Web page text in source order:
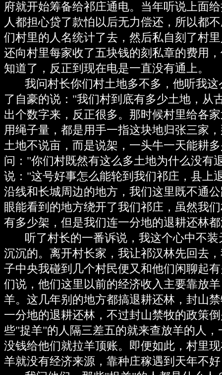
府就开始筹备给祁庄通电。当年听说上面
人都担心贷了款怕以后无力偿还，所以都
们村里的人名统计了去，然后私自刻了村
还向村里每家收了五块钱的刻私章的费用
知道了，反正到现在电是一直没有通上。
我问村长你们村土地多不多，他听我这
了自豪的说："我们村到底有多少土地，从
出个数字来，反正很多。那时候村里给各
用绳子量，都是用手一指这块地归张三家
土地不说亩，而是说架，一头牛一天能耕
问："你们村既然有这么多土地为什么没有
说："这号好事怎么能轮到我们祁庄，县上
沿线和长城周边的地方，我们这里既不通
眼能看到的地方绕开了我们祁庄，虽然我
有多少架，但是我们连一分地的退耕还林
听了村长的一番诉说，我这个心中不装
沉沉的。离开村长家，我让祁汉林先回去
子中央我碰到几个村民便又和他们闲聊起
们说，他们这里以前的经济收入主要靠放
羊。这几年别的地方都搞退耕还林，封山
一分地的退耕还林，不过封山禁牧的政策
些"捉羊"的人隔三差五的就来查放羊的人
没钱给他们就拉羊顶账。即便如此，村里
羊就没有经济来源，靠种庄稼遇到天年不